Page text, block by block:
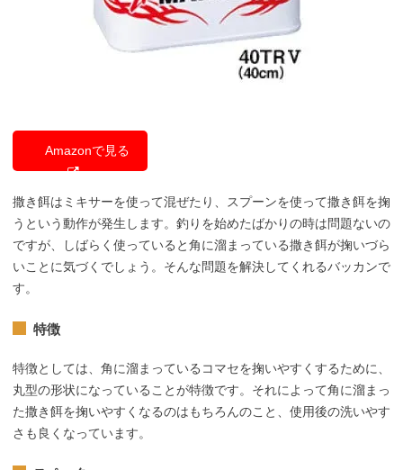
Amazonで見る
撒き餌はミキサーを使って混ぜたり、スプーンを使って撒き餌を掬
うという動作が発生します。釣りを始めたばかりの時は問題ないの
ですが、しばらく使っていると角に溜まっている撒き餌が掬いづら
いことに気づくでしょう。そんな問題を解決してくれるバッカンで
す。
特徴
特徴としては、角に溜まっているコマセを掬いやすくするために、
丸型の形状になっていることが特徴です。それによって角に溜まっ
た撒き餌を掬いやすくなるのはもちろんのこと、使用後の洗いやす
さも良くなっています。